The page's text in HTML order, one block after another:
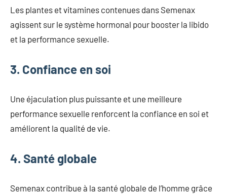
Les plantes et vitamines contenues dans Semenax
agissent sur le système hormonal pour booster la libido
et la performance sexuelle.
3. Confiance en soi
Une éjaculation plus puissante et une meilleure
performance sexuelle renforcent la confiance en soi et
améliorent la qualité de vie.
4. Santé globale
Semenax contribue à la santé globale de l’homme grâce